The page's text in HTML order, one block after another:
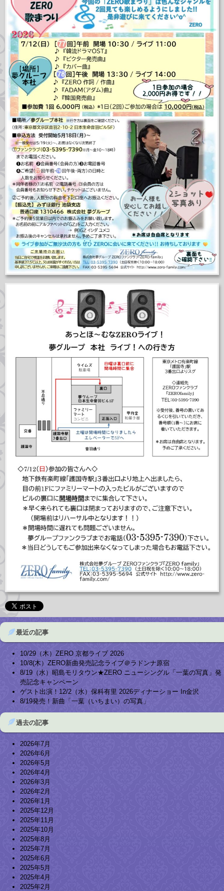
最近の記事
10/29（木）ZERO 京都ライブ 2026
10/8(木）ZERO新曲発売記念ライブ＠ラドンナ原宿
8/19（水）昭島モリタウン★ZERO ニューシングル「一葉の写真」発
売記念キャンペーン
ゲスト出演！12/2（水）保科有里 2026ディナーショー In金沢
8/19発売！新曲「一葉（いちまい）の写真」
過去の記事
2026年7月
2026年6月
2026年5月
2026年4月
2026年3月
2026年2月
2026年1月
2025年12月
2025年11月
2025年10月
2025年8月
2025年7月
2025年6月
2025年5月
2025年4月
2025年2月